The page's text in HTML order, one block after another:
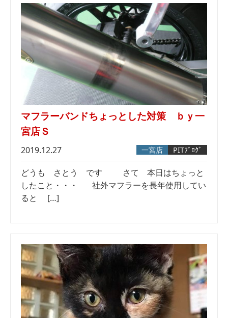
マフラーバンドちょっとした対策 ｂｙ一
宮店Ｓ
2019.12.27 一宮店 PITﾌﾞﾛｸﾞ
どうも さとう です さて 本日はちょっと
したこと・・・ 社外マフラーを長年使用してい
ると […]